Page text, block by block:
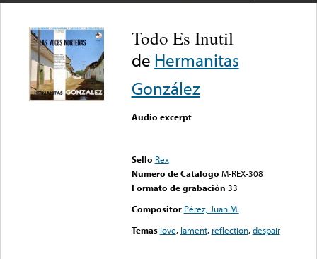
Todo Es Inutil
de Hermanitas
González
Audio excerpt
Sello Rex
Numero de Catalogo M-REX-308
Formato de grabación 33
Compositor Pérez, Juan M.
Temas love, lament, reflection,despair